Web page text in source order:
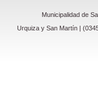
Municipalidad de
Urquiza y San Martín |